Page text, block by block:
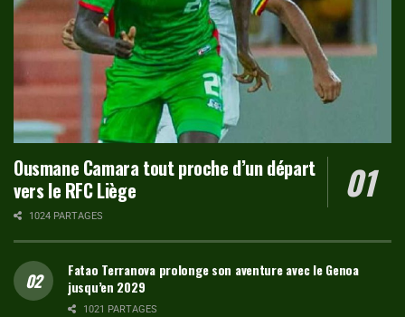
Ousmane Camara tout proche d’un départ
vers le RFC Liège
1024 PARTAGES
Fatao Terranova prolonge son aventure avec le Genoa
jusqu’en 2029
1021 PARTAGES